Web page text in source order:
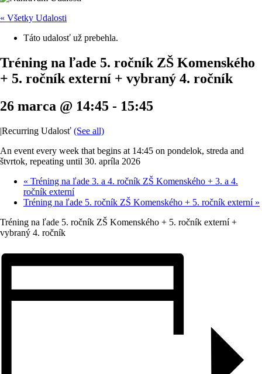
« Všetky Udalosti
Táto udalosť už prebehla.
Tréning na ľade 5. ročník ZŠ Komenského
+ 5. ročník externí + vybraný 4. ročník
26 marca @ 14:45 - 15:45
|Recurring Udalosť (See all)
An event every week that begins at 14:45 on pondelok, streda and
štvrtok, repeating until 30. apríla 2026
« Tréning na ľade 3. a 4. ročník ZŠ Komenského + 3. a 4.
ročník externí
Tréning na ľade 5. ročník ZŠ Komenského + 5. ročník externí »
Tréning na ľade 5. ročník ZŠ Komenského + 5. ročník externí +
vybraný 4. ročník